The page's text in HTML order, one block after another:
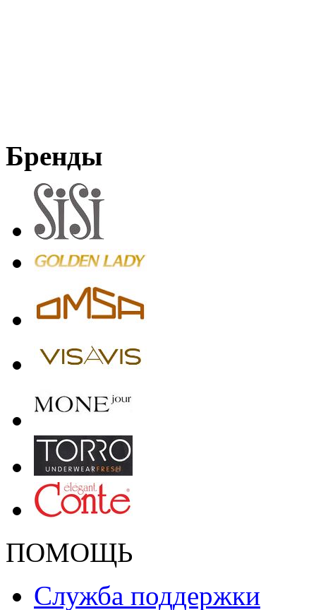
Бренды
ПОМОЩЬ
Служба поддержки